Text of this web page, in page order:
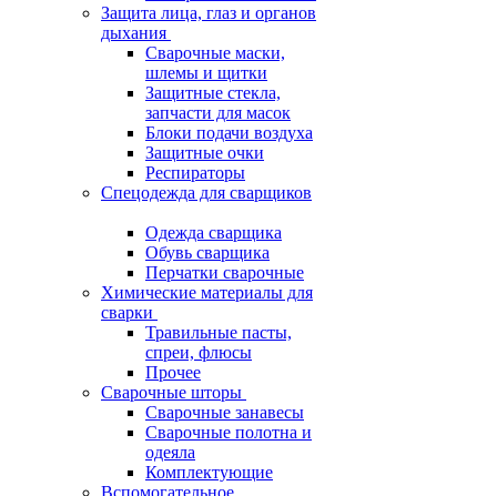
Защита лица, глаз и органов
дыхания
Сварочные маски,
шлемы и щитки
Защитные стекла,
запчасти для масок
Блоки подачи воздуха
Защитные очки
Респираторы
Спецодежда для сварщиков
Одежда сварщика
Обувь сварщика
Перчатки сварочные
Химические материалы для
сварки
Травильные пасты,
спреи, флюсы
Прочее
Сварочные шторы
Сварочные занавесы
Сварочные полотна и
одеяла
Комплектующие
Вспомогательное